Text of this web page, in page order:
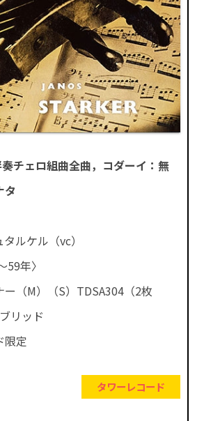
チェロ組曲全曲，コダーイ：無
タ
ルケル（vc）
59年〉
ー（M）（S）TDSA304（2枚
リッド
限定
タワーレコード